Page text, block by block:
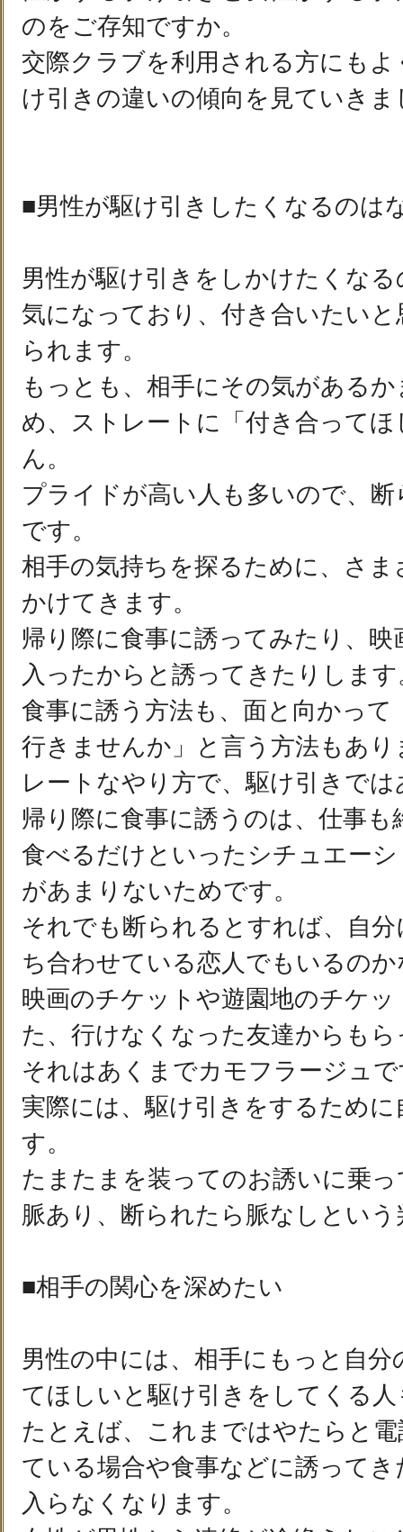
のをご存知ですか。
交際クラブを利用される方にも
け引きの違いの傾向を見ていきま
■男性が駆け引きしたくなるのは
男性が駆け引きをしかけたくな
気になっており、付き合いたい
られます。
もっとも、相手にその気がある
め、ストレートに「付き合って
ん。
プライドが高い人も多いので、
です。
相手の気持ちを探るために、さ
かけてきます。
帰り際に食事に誘ってみたり、
入ったからと誘ってきたりします
食事に誘う方法も、面と向かって
行きませんか」と言う方法もあ
レートなやり方で、駆け引きで
帰り際に食事に誘うのは、仕事も
食べるだけといったシチュエー
があまりないためです。
それでも断られるとすれば、自
ち合わせている恋人でもいるの
映画のチケットや遊園地のチケ
た、行けなくなった友達からも
それはあくまでカモフラージュ
実際には、駆け引きをするため
す。
たまたまを装ってのお誘いに乗
脈あり、断られたら脈なしという
■相手の関心を深めたい
男性の中には、相手にもっと自
てほしいと駆け引きをしてくる
たとえば、これまではやたらと
ている場合や食事などに誘って
入らなくなります。